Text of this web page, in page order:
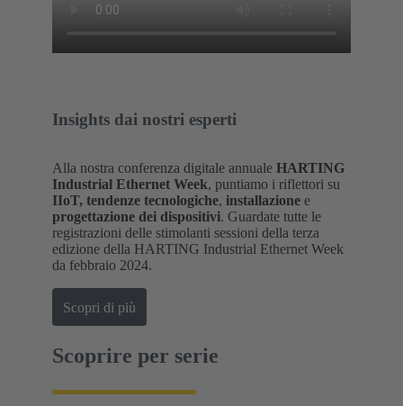
Insights dai nostri esperti
Alla nostra conferenza digitale annuale HARTING
Industrial Ethernet Week, puntiamo i riflettori su
IIoT, tendenze tecnologiche, installazione e
progettazione dei dispositivi. Guardate tutte le
registrazioni delle stimolanti sessioni della terza
edizione della HARTING Industrial Ethernet Week
da febbraio 2024.
Scopri di più
Scoprire per serie